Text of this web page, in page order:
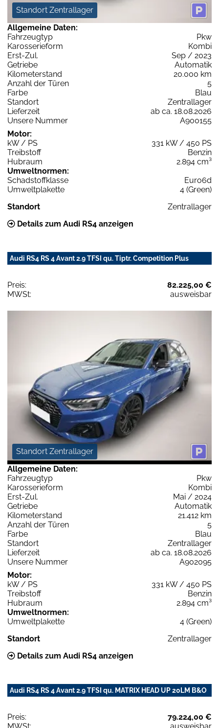
Standort Zentrallager
Allgemeine Daten:
Fahrzeugtyp
Pkw
Karosserieform
Kombi
Erst-Zul.
Sep / 2023
Getriebe
Automatik
Kilometerstand
20.000 km
Anzahl der Türen
5
Farbe
Blau
Standort
Zentrallager
Lieferzeit
ab ca. 18.08.2026
Unsere Nummer
A900155
Motor:
kW / PS
331 kW / 450 PS
Treibstoff
Benzin
Hubraum
2.894 cm³
Umweltnormen:
Schadstoffklasse
Euro6d
Umweltplakette
4 (Green)
Standort
Zentrallager
Details zum Audi RS4 anzeigen
Audi RS4 RS 4 Avant 2.9 TFSI qu. Tiptr. Competition Plus
Preis:
82.225,00 €
MWSt:
ausweisbar
Standort Zentrallager
Allgemeine Daten:
Fahrzeugtyp
Pkw
Karosserieform
Kombi
Erst-Zul.
Mai / 2024
Getriebe
Automatik
Kilometerstand
21.412 km
Anzahl der Türen
5
Farbe
Blau
Standort
Zentrallager
Lieferzeit
ab ca. 18.08.2026
Unsere Nummer
A902095
Motor:
kW / PS
331 kW / 450 PS
Treibstoff
Benzin
Hubraum
2.894 cm³
Umweltnormen:
Umweltplakette
4 (Green)
Standort
Zentrallager
Details zum Audi RS4 anzeigen
Audi RS4 RS 4 Avant 2.9 TFSI qu. MATRIX HEAD UP 20LM B&O
Preis:
79.224,00 €
MWSt:
ausweisbar